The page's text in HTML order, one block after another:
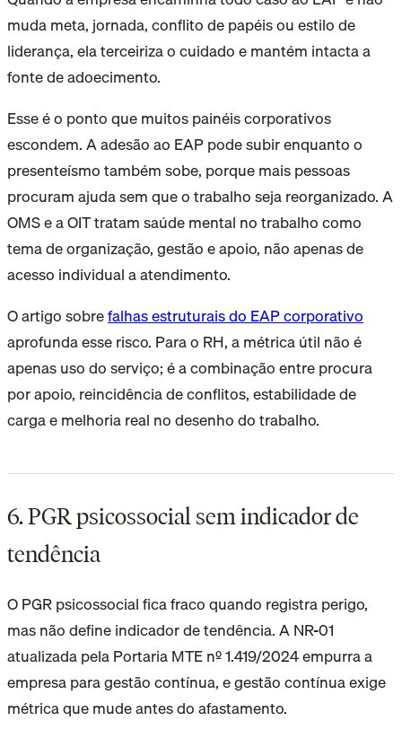
muda meta, jornada, conflito de papéis ou estilo de
liderança, ela terceiriza o cuidado e mantém intacta a
fonte de adoecimento.
Esse é o ponto que muitos painéis corporativos
escondem. A adesão ao EAP pode subir enquanto o
presenteísmo também sobe, porque mais pessoas
procuram ajuda sem que o trabalho seja reorganizado. A
OMS e a OIT tratam saúde mental no trabalho como
tema de organização, gestão e apoio, não apenas de
acesso individual a atendimento.
O artigo sobrefalhas estruturais do EAP corporativo
aprofunda esse risco. Para o RH, a métrica útil não é
apenas uso do serviço; é a combinação entre procura
por apoio, reincidência de conflitos, estabilidade de
carga e melhoria real no desenho do trabalho.
6. PGR psicossocial sem indicador de
tendência
O PGR psicossocial fica fraco quando registra perigo,
mas não define indicador de tendência. A NR-01
atualizada pela Portaria MTE nº 1.419/2024 empurra a
empresa para gestão contínua, e gestão contínua exige
métrica que mude antes do afastamento.